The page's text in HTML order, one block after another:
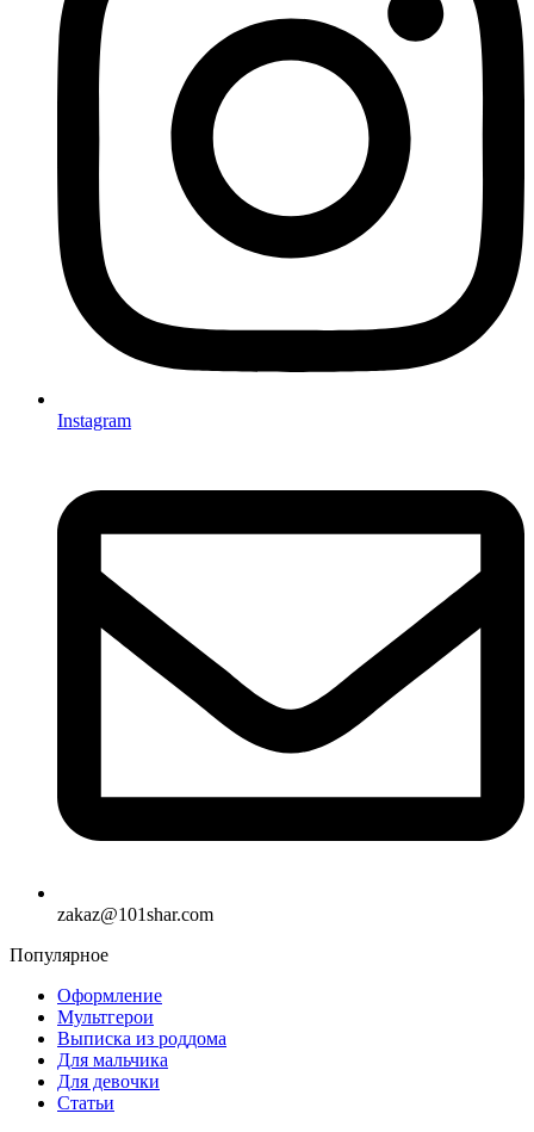
Instagram
zakaz@101shar.com
Популярное
Оформление
Мультгерои
Выписка из роддома
Для мальчика
Для девочки
Статьи